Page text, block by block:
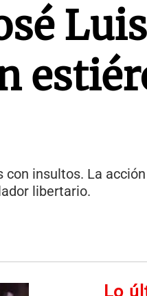
Luis
con insultos. La
libertario.
Lo